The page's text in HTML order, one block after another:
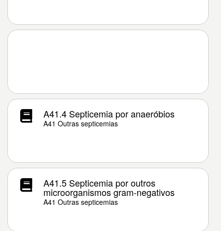
A41.4 Septicemia por anaeróbios
A41 Outras septicemias
A41.5 Septicemia por outros
microorganismos gram-negativos
A41 Outras septicemias